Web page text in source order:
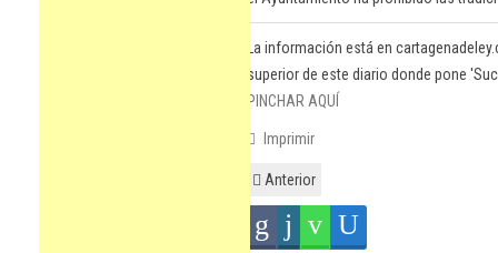
La información está en
superior de este diario donde pone
PINCHAR AQUÍ
Imprimir
Anterior